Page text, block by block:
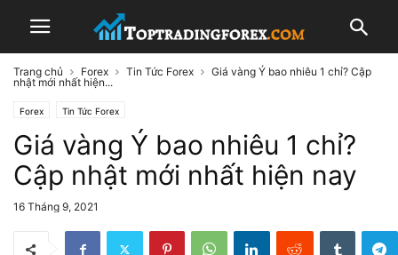
Trang chủ Forex Tin Tức Forex
Giá vàng Ý bao nhiêu 1 chỉ? Cập
nhật mới nhất hiện...
Forex Tin Tức Forex
Giá vàng Ý bao nhiêu 1 chỉ?
Cập nhật mới nhất hiện nay
16 Tháng 9, 2021